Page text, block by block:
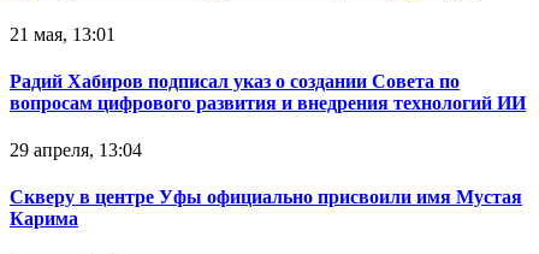
21 мая, 13:01
Радий Хабиров подписал указ о создании Совета по
вопросам цифрового развития и внедрения технологий ИИ
29 апреля, 13:04
Скверу в центре Уфы официально присвоили имя Мустая
Карима